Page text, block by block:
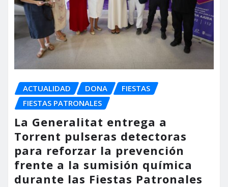
ACTUALIDAD DONA
FIESTAS
FIESTAS PATRONALES
La Generalitat entrega a
Torrent pulseras detectoras
para reforzar la prevención
frente a la sumisión química
durante las Fiestas Patronales